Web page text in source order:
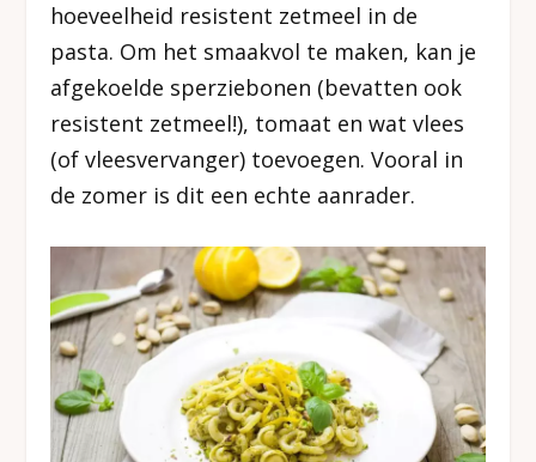
hoeveelheid resistent zetmeel in de
pasta. Om het smaakvol te maken, kan je
afgekoelde sperziebonen (bevatten ook
resistent zetmeel!), tomaat en wat vlees
(of vleesvervanger) toevoegen. Vooral in
de zomer is dit een echte aanrader.